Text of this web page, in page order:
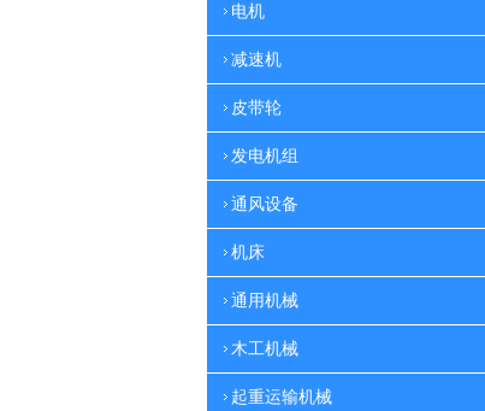
电机
减速机
皮带轮
发电机组
通风设备
机床
通用机械
木工机械
起重运输机械